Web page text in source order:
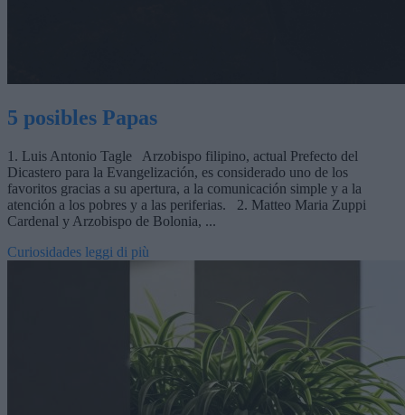
5 posibles Papas
1. Luis Antonio Tagle Arzobispo filipino, actual Prefecto del
Dicastero para la Evangelización, es considerado uno de los
favoritos gracias a su apertura, a la comunicación simple y a la
atención a los pobres y a las periferias. 2. Matteo Maria Zuppi
Cardenal y Arzobispo de Bolonia, ...
Curiosidades leggi di più